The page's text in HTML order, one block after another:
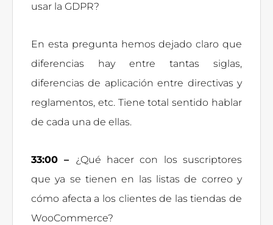
usar la GDPR?
En esta pregunta hemos dejado claro que
diferencias hay entre tantas siglas,
diferencias de aplicación entre directivas y
reglamentos, etc. Tiene total sentido hablar
de cada una de ellas.
33:00 – ¿Qué hacer con los suscriptores
que ya se tienen en las listas de correo y
cómo afecta a los clientes de las tiendas de
WooCommerce?